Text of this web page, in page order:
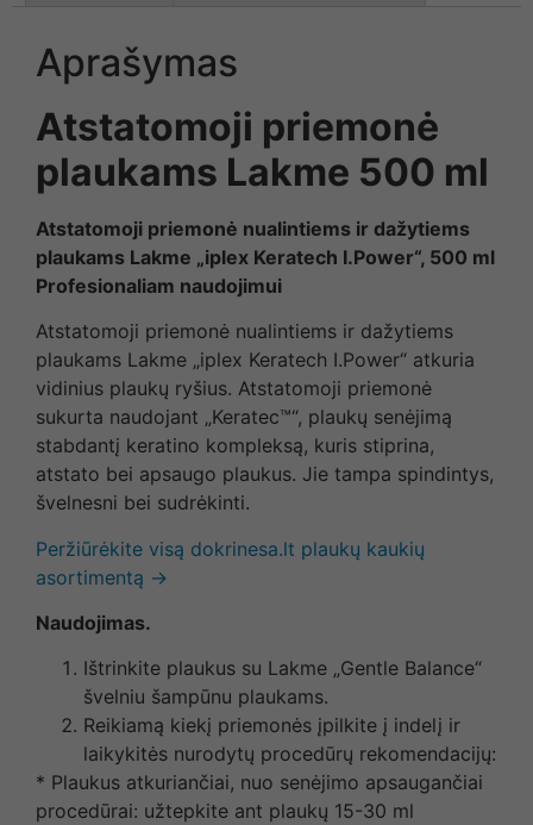
Aprašymas
Atstatomoji priemonė
plaukams Lakme 500 ml
Atstatomoji priemonė nualintiems ir dažytiems
plaukams Lakme „iplex Keratech I.Power“, 500 ml
Profesionaliam naudojimui
Atstatomoji priemonė nualintiems ir dažytiems
plaukams Lakme „iplex Keratech I.Power“ atkuria
vidinius plaukų ryšius. Atstatomoji priemonė
sukurta naudojant „Keratec™“, plaukų senėjimą
stabdantį keratino kompleksą, kuris stiprina,
atstato bei apsaugo plaukus. Jie tampa spindintys,
švelnesni bei sudrėkinti.
Peržiūrėkite visą dokrinesa.lt plaukų kaukių
asortimentą →
Naudojimas.
Ištrinkite plaukus su Lakme „Gentle Balance“
švelniu šampūnu plaukams.
Reikiamą kiekį priemonės įpilkite į indelį ir
laikykitės nurodytų procedūrų rekomendacijų:
* Plaukus atkuriančiai, nuo senėjimo apsaugančiai
procedūrai: užtepkite ant plaukų 15-30 ml